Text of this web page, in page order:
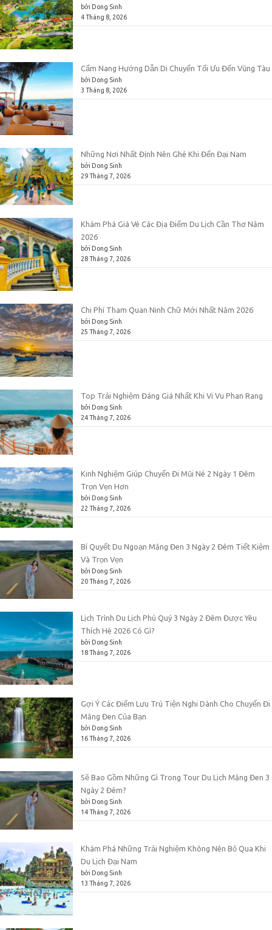
bởi Dong Sinh
4 Tháng 8, 2026
Cẩm Nang Hướng Dẫn Di Chuyển Tối Ưu Đến Vũng Tàu
bởi Dong Sinh
3 Tháng 8, 2026
Những Nơi Nhất Định Nên Ghé Khi Đến Đại Nam
bởi Dong Sinh
29 Tháng 7, 2026
Khám Phá Giá Vé Các Địa Điểm Du Lịch Cần Thơ Năm
2026
bởi Dong Sinh
28 Tháng 7, 2026
Chi Phí Tham Quan Ninh Chữ Mới Nhất Năm 2026
bởi Dong Sinh
25 Tháng 7, 2026
Top Trải Nghiệm Đáng Giá Nhất Khi Vi Vu Phan Rang
bởi Dong Sinh
24 Tháng 7, 2026
Kinh Nghiệm Giúp Chuyến Đi Mũi Né 2 Ngày 1 Đêm
Trọn Vẹn Hơn
bởi Dong Sinh
22 Tháng 7, 2026
Bí Quyết Du Ngoạn Măng Đen 3 Ngày 2 Đêm Tiết Kiệm
Và Trọn Vẹn
bởi Dong Sinh
20 Tháng 7, 2026
Lịch Trình Du Lịch Phú Quý 3 Ngày 2 Đêm Được Yêu
Thích Hè 2026 Có Gì?
bởi Dong Sinh
18 Tháng 7, 2026
Gợi Ý Các Điểm Lưu Trú Tiện Nghi Dành Cho Chuyến Đi
Măng Đen Của Bạn
bởi Dong Sinh
16 Tháng 7, 2026
Sẽ Bao Gồm Những Gì Trong Tour Du Lịch Măng Đen 3
Ngày 2 Đêm?
bởi Dong Sinh
14 Tháng 7, 2026
Khám Phá Những Trải Nghiệm Không Nên Bỏ Qua Khi
Du Lịch Đại Nam
bởi Dong Sinh
13 Tháng 7, 2026